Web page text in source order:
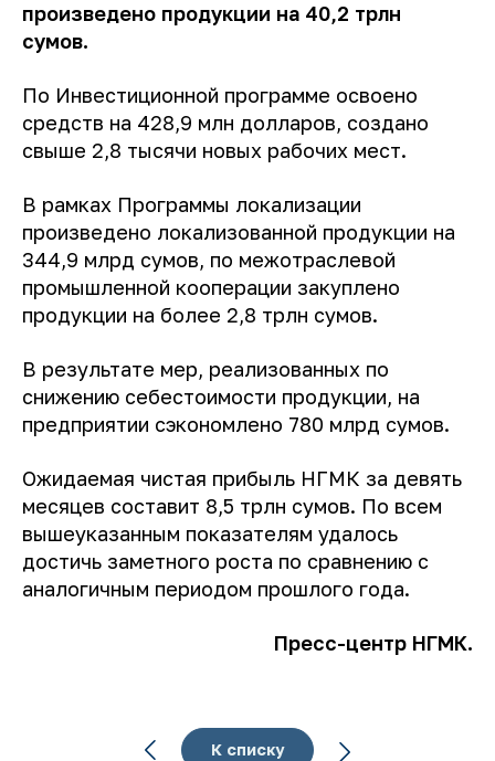
произведено продукции на 40,2 трлн
сумов.
По Инвестиционной программе освоено
средств на 428,9 млн долларов, создано
свыше 2,8 тысячи новых рабочих мест.
В рамках Программы локализации
произведено локализованной продукции на
344,9 млрд сумов, по межотраслевой
промышленной кооперации закуплено
продукции на более 2,8 трлн сумов.
В результате мер, реализованных по
снижению себестоимости продукции, на
предприятии сэкономлено 780 млрд сумов.
Ожидаемая чистая прибыль НГМК за девять
месяцев составит 8,5 трлн сумов. По всем
вышеуказанным показателям удалось
достичь заметного роста по сравнению с
аналогичным периодом прошлого года.
Пресс-центр НГМК.
К списку